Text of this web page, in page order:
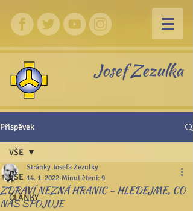
Josef Zezulka
Příspěvek
VŠE
ČLÁNKY
VŠE
ZDRAVÍ NEZNÁ HRANIC – HLEDEJME, CO
NÁS SPOJUJE
Stránky Josefa Zezulky
14. 1. 2022 Minut čtení: 9